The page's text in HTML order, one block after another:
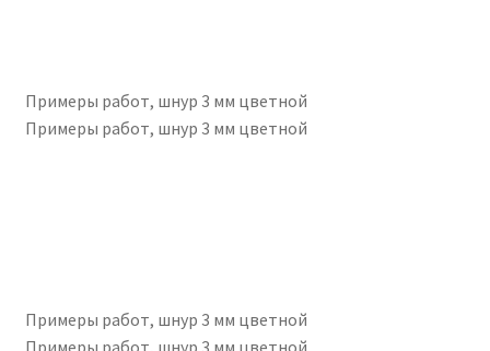
Примеры работ, шнур 3 мм цветной
Примеры работ, шнур 3 мм цветной
Примеры работ, шнур 3 мм цветной